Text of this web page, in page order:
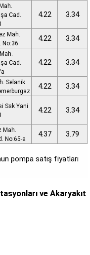
Cad.
4.22 3.34
Mah.
No:36
4.22 3.34
Cad.
4.22 3.34
Selanik
4.22 3.34
Ssk Yani
4.22 3.34
Mah.
No:65-a
4.37 3.79
pompa satış fiyatları
ve Akaryakıt